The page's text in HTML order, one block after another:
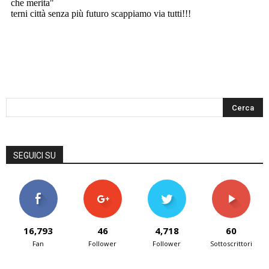
SEGUICI SU
16,793
Fan
46
Follower
4,718
Follower
60
Sottoscrittori